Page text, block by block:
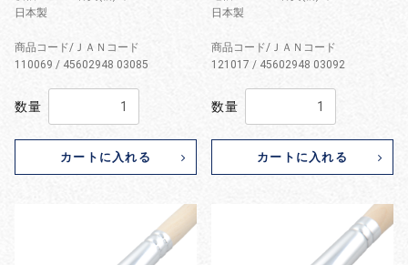
日本製
商品コード/ＪＡＮコード
110069 / 45602948 03085
数量
カートに入れる
日本製
商品コード/ＪＡＮコード
121017 / 45602948 03092
数量
カートに入れる